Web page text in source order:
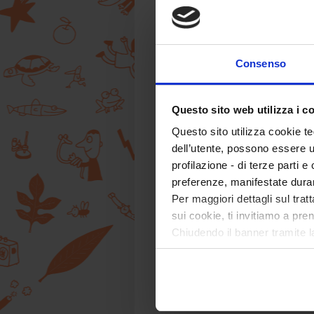
Consenso
Questo sito web utilizza i
Questo sito utilizza cookie
dell’utente, possono
profilazione - di terze parti e
preferenze, manifestate
Per maggiori dettagli sul
sui cookie, ti invitiamo a
Chiudendo il banner tramite
tecnici. Selezionando